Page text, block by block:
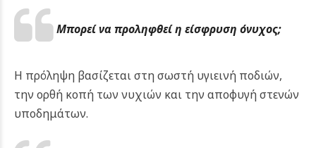
Μπορεί να προληφθεί η είσφρυση όνυχος;
Η πρόληψη βασίζεται στη σωστή υγιεινή ποδιών,
την ορθή κοπή των νυχιών και την αποφυγή στενών
υποδημάτων.